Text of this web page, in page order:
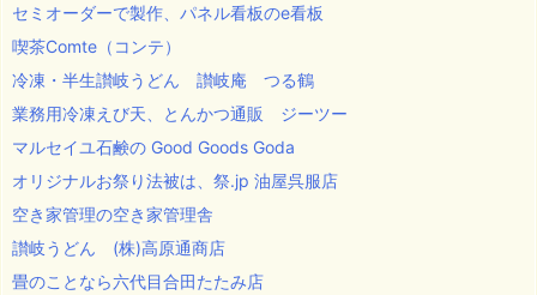
セミオーダーで製作、パネル看板のe看板
喫茶Comte（コンテ）
冷凍・半生讃岐うどん 讃岐庵 つる鶴
業務用冷凍えび天、とんかつ通販 ジーツー
マルセイユ石鹸の Good Goods Goda
オリジナルお祭り法被は、祭.jp 油屋呉服店
空き家管理の空き家管理舎
讃岐うどん (株)高原通商店
畳のことなら六代目合田たたみ店